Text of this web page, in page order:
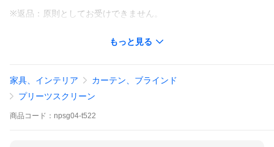
※返品：原則としてお受けできません。
↓簡単注文フォームへ(本店に移動)↓
もっと見る
家具、インテリア
カーテン、ブラインド
プリーツスクリーン
商品 コード： npsg04-t522